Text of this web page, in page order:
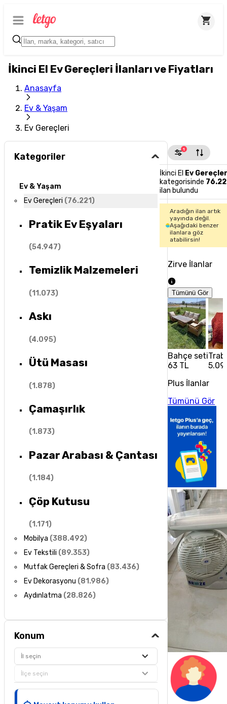
İkinci El Ev Gereçleri İlanları ve Fiyatları
Anasayfa
Ev & Yaşam
Ev Gereçleri
Kategoriler
Ev & Yaşam
Ev Gereçleri (76.221)
Pratik Ev Eşyaları
(54.947)
Temizlik Malzemeleri
(11.073)
Askı
(4.095)
Ütü Masası
(1.878)
Çamaşırlık
(1.873)
Pazar Arabası & Çantası
(1.184)
Çöp Kutusu
(1.171)
Mobilya (388.492)
Ev Tekstili (89.353)
Mutfak Gereçleri & Sofra (83.436)
Ev Dekorasyonu (81.986)
Aydınlatma (28.826)
Konum
İl seçin
İlçe seçin
1
İkinci El Ev
kategorisinde
ilan bulundu
Aradığın ilan artık
yayında değil.
Aşağıdaki benzer
ilanlara göz
atabilirsin!
Zirve İlanlar
Tümünü Gör
Bahçe seti
63 TL
Plus İlanlar
Tümünü Gör